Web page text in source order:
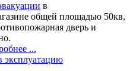
в
общей площадью 50кв,
дверь и
...